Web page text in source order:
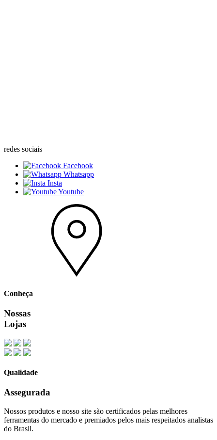
redes sociais
Facebook
Whatsapp
Insta
Youtube
Conheça
Nossas
Lojas
Qualidade
Assegurada
Nossos produtos e nosso site são certificados pelas melhores
ferramentas do mercado e premiados pelos mais respeitados analistas
do Brasil.